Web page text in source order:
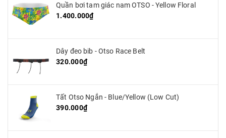
Quần bơi tam giác nam OTSO - Yellow Floral
1.400.000₫
Dây đeo bib - Otso Race Belt
320.000₫
Tất Otso Ngắn - Blue/Yellow (Low Cut)
390.000₫